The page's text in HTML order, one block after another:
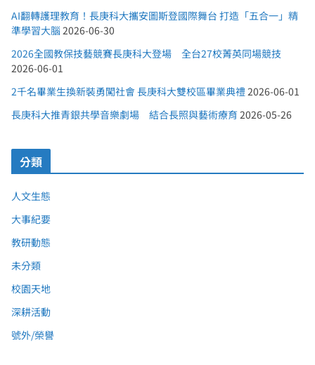
AI翻轉護理教育！長庚科大攜安圖斯登國際舞台 打造「五合一」精
準學習大腦 2026-06-30
2026全國教保技藝競賽長庚科大登場 全台27校菁英同場競技
2026-06-01
2千名畢業生換新裝勇闖社會 長庚科大雙校區畢業典禮 2026-06-01
長庚科大推青銀共學音樂劇場 結合長照與藝術療育 2026-05-26
分類
人文生態
大事紀要
教研動態
未分類
校園天地
深耕活動
號外/榮譽